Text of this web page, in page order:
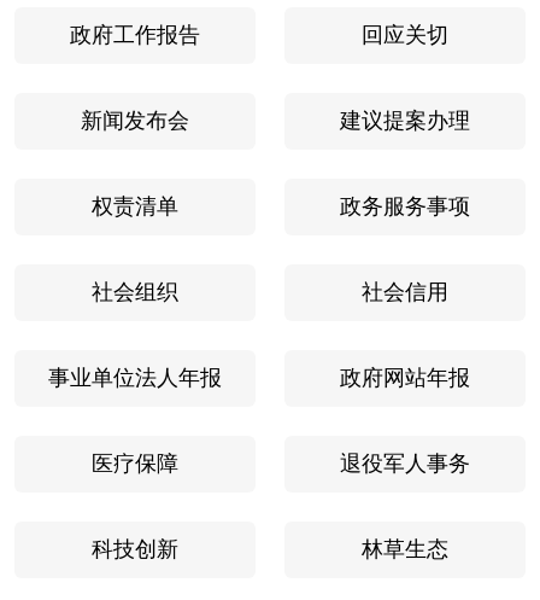
政府工作报告 回应关切
新闻发布会 建议提案办理
权责清单 政务服务事项
社会组织 社会信用
事业单位法人年报 政府网站年报
医疗保障 退役军人事务
科技创新 林草生态